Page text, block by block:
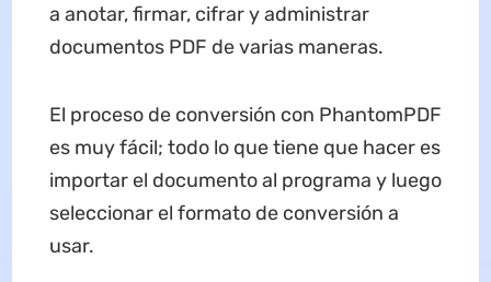
a anotar, firmar, cifrar y administrar
documentos PDF de varias maneras.
El proceso de conversión con PhantomPDF
es muy fácil; todo lo que tiene que hacer es
importar el documento al programa y luego
seleccionar el formato de conversión a
usar.